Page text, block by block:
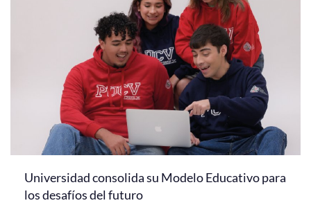
Universidad consolida su Modelo Educativo para
los desafíos del futuro